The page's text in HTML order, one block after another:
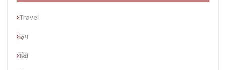
Travel
क्राइम
क्रिप्टो